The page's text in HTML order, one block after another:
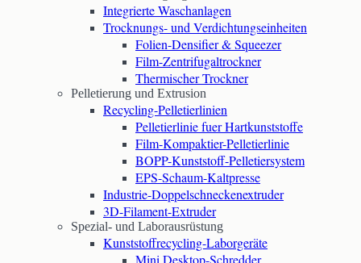
Integrierte Waschanlagen
Trocknungs- und Verdichtungseinheiten
Folien-Densifier & Squeezer
Film-Zentrifugaltrockner
Thermischer Trockner
Pelletierung und Extrusion
Recycling-Pelletierlinien
Pelletierlinie fuer Hartkunststoffe
Film-Kompaktier-Pelletierlinie
BOPP-Kunststoff-Pelletiersystem
EPS-Schaum-Kaltpresse
Industrie-Doppelschneckenextruder
3D-Filament-Extruder
Spezial- und Laborausrüstung
Kunststoffrecycling-Laborgeräte
Mini Desktop-Schredder